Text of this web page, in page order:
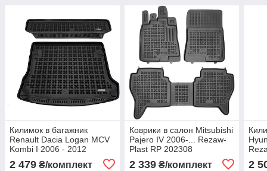
Килимок в багажник
Renault Dacia Logan MCV
Kombi I 2006 - 2012
2 479 ₴/комплект
Коврики в салон Mitsubishi
Pajero IV 2006-... Rezaw-
Plast RP 202308
2 339₴/комплект 2